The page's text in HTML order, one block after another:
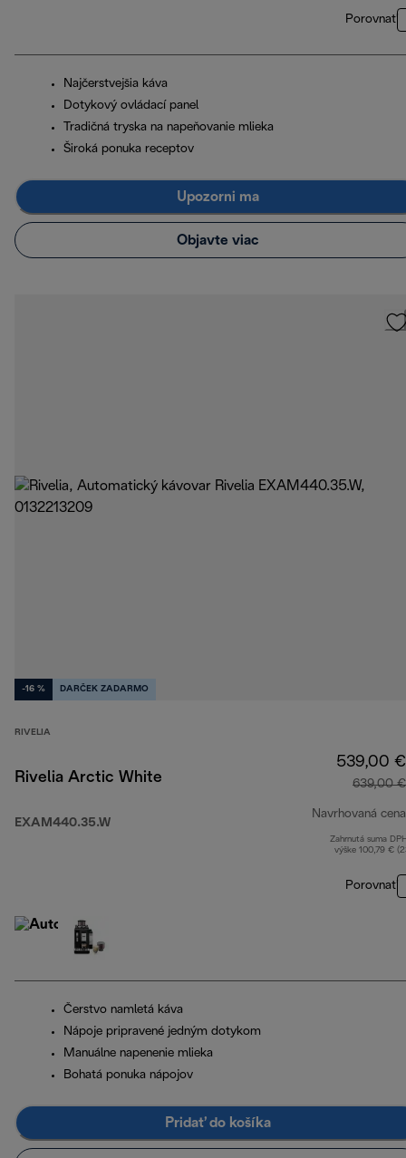
Porovnať
Najčerstvejšia káva
Dotykový ovládací panel
Tradičná tryska na napeňovanie mlieka
Široká ponuka receptov
Upozorni ma
Objavte viac
-16 % DARČEK ZADARMO
RIVELIA
Rivelia Arctic White
EXAM440.35.W
539,00 €
639,00 €
Navrhovaná cena
Zahrnutá suma
výške 100,79 €
Porovnať
Čerstvo namletá káva
Nápoje pripravené jedným dotykom
Manuálne napenenie mlieka
Bohatá ponuka nápojov
Pridať do košíka